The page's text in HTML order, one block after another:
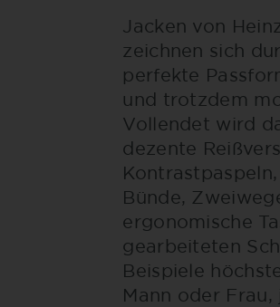
Jacken von
zeichnen sich
perfekte
und trotzdem
Vollendet wird
dezente
Bünde,
ergonomische
gearbeiteten
Beispiele
Mann oder